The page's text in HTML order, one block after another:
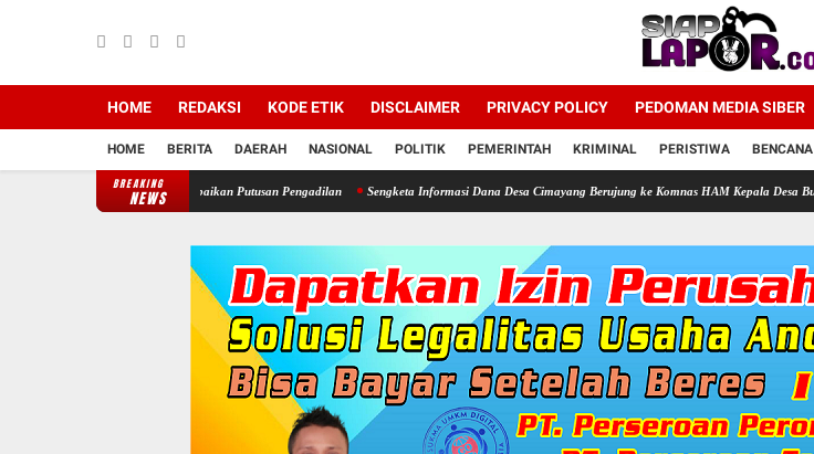
HOME REDAKSI KODE ETIK DISCLAIMER PRIVACY POLICY PEDOMAN MEDIA SIBER
HOME BERITA DAERAH NASIONAL POLITIK PEMERINTAH KRIMINAL PERISTIWA BENCANA
BREAKING
NEWS
Usai Diduga Abaikan Putusan Pengadilan Sengketa Informasi Dana Desa Cimayang Berujung ke Komnas HAM Kepala Desa Buka Suara